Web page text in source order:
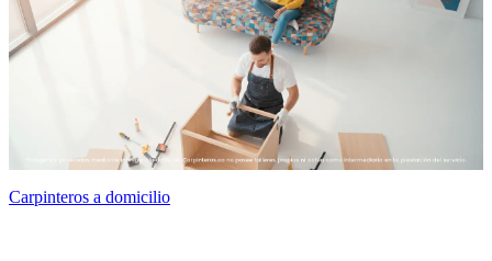
Carpinteros a domicilio